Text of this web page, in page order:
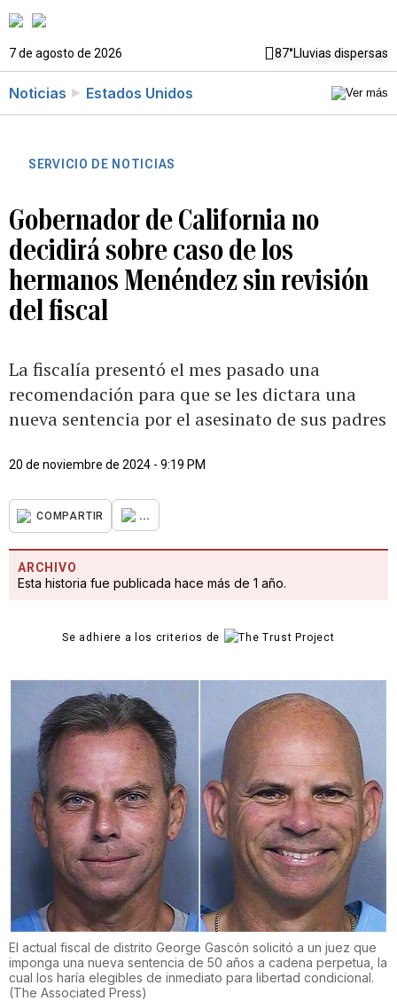
7 de agosto de 2026 87°Lluvias dispersas
Noticias Estados Unidos
SERVICIO DE NOTICIAS
Gobernador de California no
decidirá sobre caso de los
hermanos Menéndez sin revisión
del fiscal
La fiscalía presentó el mes pasado una
recomendación para que se les dictara una
nueva sentencia por el asesinato de sus padres
20 de noviembre de 2024 - 9:19 PM
COMPARTIR ...
ARCHIVO
Esta historia fue publicada hace más de 1 año.
Se adhiere a los criterios de
El actual fiscal de distrito George Gascón solicitó a un juez que
imponga una nueva sentencia de 50 años a cadena perpetua, la
cual los haría elegibles de inmediato para libertad condicional.
(The Associated Press)